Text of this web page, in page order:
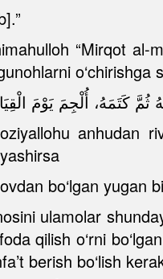
“Mirqot al-
o‘chirishga
أُلْجِمَ يَوْمَ
anhudan
bo‘lgan yugan
ulamolar
qilish o‘rni
berish bo‘lish